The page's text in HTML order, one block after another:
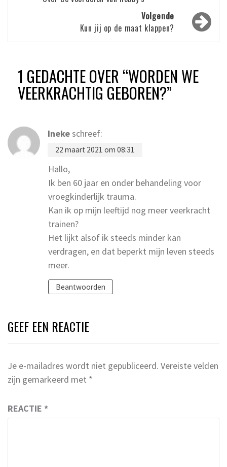
Volgende
Kun jij op de maat klappen?
1 GEDACHTE OVER “WORDEN WE
VEERKRACHTIG GEBOREN?”
Inekeschreef:
22 maart 2021 om 08:31
Hallo,
Ik ben 60 jaar en onder behandeling voor
vroegkinderlijk trauma.
Kan ik op mijn leeftijd nog meer veerkracht
trainen?
Het lijkt alsof ik steeds minder kan
verdragen, en dat beperkt mijn leven steeds
meer.
Beantwoorden
GEEF EEN REACTIE
Je e-mailadres wordt niet gepubliceerd. Vereiste velden
zijn gemarkeerd met *
REACTIE *